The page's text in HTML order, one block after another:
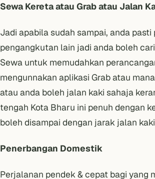
Sewa Kereta atau Grab atau Jalan
Jadi apabila sudah sampai, anda pasti
pengangkutan lain jadi anda boleh
Sewa untuk memudahkan
mengunnakan aplikasi Grab atau
atau anda boleh jalan kaki sahaja
tengah Kota Bharu ini penuh dengan
boleh disampai dengan jarak jalan
Penerbangan Domestik
Perjalanan pendek & cepat bagi yang